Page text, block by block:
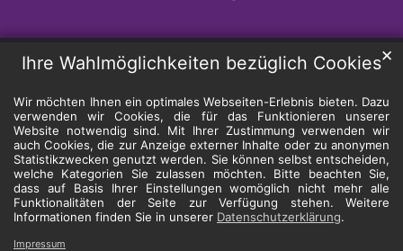
Ihre Wahlmöglichkeiten bezüglich Cookies
Wir möchten Ihnen ein optimales Webseiten-Erlebnis bieten. Dazu
verwenden wir Cookies, die für das Funktionieren unserer
Website notwendig sind. Mit Ihrer Zustimmung verwenden wir
auch Cookies, die zur Anzeige externer Inhalte oder zu anonymen
Statistikzwecken genutzt werden. Sie können selbst entscheiden,
welche Kategorien Sie zulassen möchten. Bitte beachten Sie,
dass auf Basis Ihrer Einstellungen womöglich nicht mehr alle
Funktionalitäten der Seite zur Verfügung stehen. Weitere
Informationen finden Sie in unserer Datenschutzerklärung.
✕
Impressum